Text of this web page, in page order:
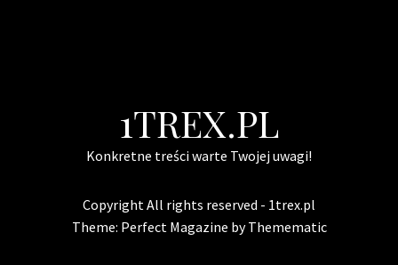
1TREX.PL
Konkretne treści warte Twojej uwagi!
Copyright All rights reserved - 1trex.pl
Theme: Perfect Magazine byThemematic